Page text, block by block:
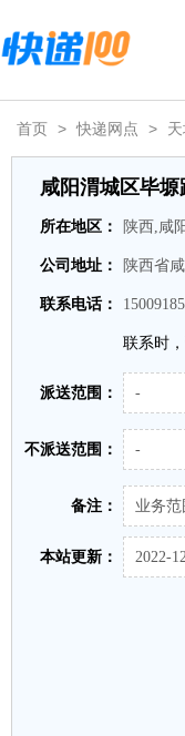
首页 > 快递网点 >
咸阳渭城区毕塬
所在地区： 陕西,咸
公司地址： 陕西省
联系电话：
联系时
派送范围： -
不派送范围： -
备注： 业务
本站更新： 2022-